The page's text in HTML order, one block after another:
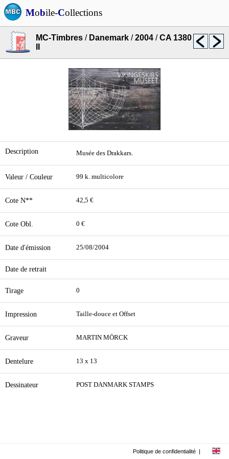
Mobile-Collections
MC-Timbres / Danemark /2004 /CA 1380
Description Musée des Drakkars.
Valeur / Couleur 99 k. multicolore
Cote N** 42,5 €
Cote Obl. 0 €
Date d'émission 25/08/2004
Date de retrait
Tirage 0
Impression Taille-douce et Offset
Graveur MARTIN MÖRCK
Dentelure 13 x 13
Dessinateur POST DANMARK STAMPS
Politique de confidentialité |